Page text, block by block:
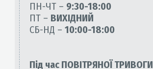
ПН-ЧТ – 9:30-18:00
ПТ – ВИХІДНИЙ
СБ-НД – 10:00-18:00
Під час ПОВІТРЯНОЇ ТРИВОГИ